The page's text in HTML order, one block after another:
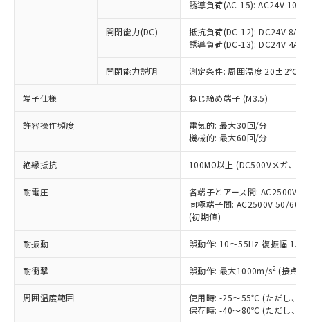
誘導負荷(AC-15): AC24V
開閉能力(DC)
抵抗負荷(DC-12): DC24V 8A/
誘導負荷(DC-13): DC24V 4A/
開閉能力説明 測定条件: 周囲温度 20±2℃、
端子仕様 ねじ締め端子 (M3.5)
許容操作頻度
電気的: 最大30回/分
機械的: 最大60回/分
絶縁抵抗 100MΩ以上 (DC500Vメガ、点
耐電圧
各端子とアース間: AC2500V
同極端子間: AC2500V 50/
(初期値)
耐振動 誤動作: 10～55Hz 複振幅
耐衝撃 誤動作: 最大1000m/s2 (接点
周囲温度範囲
使用時: -25～55℃ (ただし、氷
保存時: -40～80℃ (ただし、氷
本サービスの対象外となる商品もある
在庫状況および標準価格照会結果は、
記載している更新日時点での社内デー
タに基づき作成されるものであり、閲
覧された時点での実際の在庫および標
準価格とは異なる場合があることをご
正式な納期状況および標準価格はお客
様のお取引先、またはお客様担当のオ
ムロン制御機器販売店・当社販売員に
販売ネットワーク
」をご確認
在庫状況および標準価格結果を当社の
事前の承諾なく第三者に漏洩または開
示しないようお願いします。
マイパーツ機能（部品リスト作成サー
ビス）をご利用いただくには、I-Web
メンバーズにご登録されている必要が
いたものが、含有品と判明した場合などや
むを得ず変更することがあります。
鉛(Pb) 1000ppm以下、 水銀(Hg) 1000ppm以下、 カド
類(PBB) 1000ppm以下、ポリ臭化ジフェニルエーテル類
(PBDE) 1000ppm以下、フタル酸ビス(2-エチルヘキシ
ル) (DEHP)(別名：DOP) 1000ppm以下、フタル酸ブチ
ルベンジル（BBP） 1000ppm以下、フタル酸ジブチル
（DBP） 1000ppm以下、フタル酸ジイソブチル
但し、RoHS指令で産業用監視および制御機器に対する
図的な使用がないことを確認しています。
部品在庫の切り替え状況などにより、予定
月が前後することがあります。
基準値を超えていることを示します。
「－」：未確認です。当社販売部門へお問
*中国RoHS10物質の基準値 (GB/T26572)：
Pb(鉛) :1000ppm、 Hg(水銀) : 1000ppm、 Cd(カドミウ
ム) : 100ppm、
Cr(Ⅵ)(六価クロム) : 1000ppm、 PBBs(ポリ臭化ビフェ
ニル類) : 1000ppm、 PBDEs(ポリ臭化ジフェニルエーテ
ル類) : 1000ppm、
DBP(フタル酸ジブチル) : 1000ppm、 DIBP(フタル酸ジ
イソブチル) : 1000ppm、 BBP(フタル酸ブチルベンジ
DEHP(フタル酸ビス(2-エチルヘキシル)) : 1000ppm
準値以下であることを示します。
「10」：通常の使用状況下において有害物
質が外部に漏えいし、環境に深刻な影響を
及ぼさない年数を意味します。
「－」：未確認です。当社販売部門へお問
当社は、これら貴社製品のうち、外国
為替および外国貿易法に定める商品
（以下｢規制貨物等」という）を輸出
国政府の輸出許可(または役務取引許
可)を取得するなどの必要な手続きを
当社は規制貨物を破棄する場合は、完
全に破砕するなど、違法に輸出されな
いよう必要な手段を講じます。
当社は貴社製品を、核兵器、ミサイ
ル、化学兵器、生物兵器またはその他
武器並びにこれらの製造装置等に一切
当社は、貴社製品を第三者に販売する
場合は、上記1、2および3の内容を当
該第三者に通知します。また当社は、
販売先および販売に係わる関係者が違
法に輸出するおそれがある場合は、取
り引きをいたしません。
説明
一定数以上の在庫あり
一定数には満たないが在庫あり
在庫なし(最新の在庫状況につ
いては、お客様のお取引先、ま
たはお客様担当のオムロン制御
機器販売店・当社販売員にご確
受注生産機種、また在庫状況の
情報を公開していない機種